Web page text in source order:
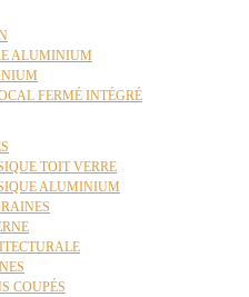
ALUMINIUM
FERMÉ INTÉGRÉ
TOIT VERRE
ALUMINIUM
COUPÉS